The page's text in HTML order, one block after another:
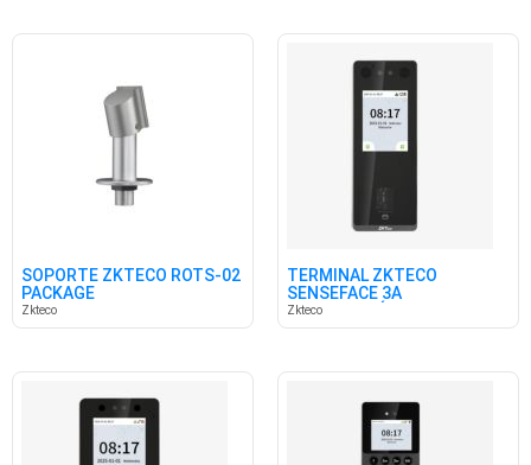
SOPORTE ZKTECO ROTS-02
PACKAGE
Zkteco
TERMINAL ZKTECO
SENSEFACE 3A
MULTIBIOMÉTRICO IP65
Zkteco